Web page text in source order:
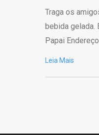
Traga os
bebida gelada.
Papai
Leia Mais